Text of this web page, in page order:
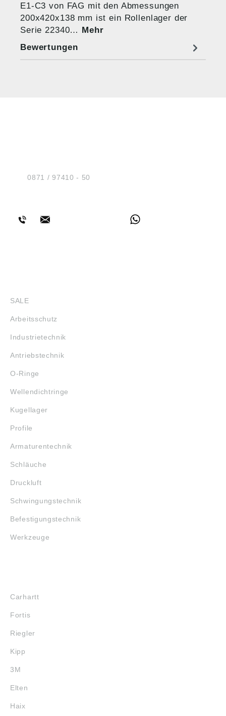
E1-C3 von FAG mit den Abmessungen
200x420x138 mm ist ein Rollenlager der
Serie 22340… Mehr
Bewertungen
Tel.:0871 / 97410 - 50
SALE
Arbeitsschutz
Industrietechnik
Antriebstechnik
O-Ringe
Wellendichtringe
Kugellager
Profile
Armaturentechnik
Schläuche
Druckluft
Schwingungstechnik
Befestigungstechnik
Werkzeuge
Carhartt
Fortis
Riegler
Kipp
3M
Elten
Haix